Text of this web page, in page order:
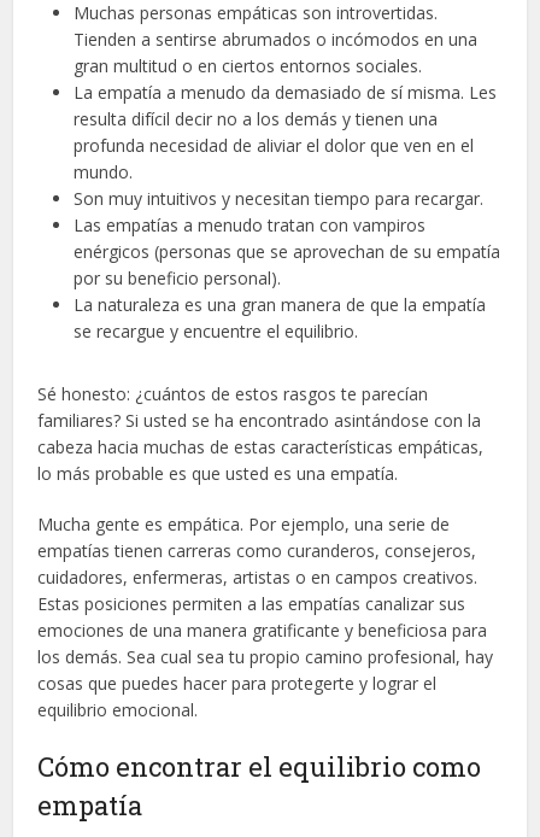
Muchas personas empáticas son introvertidas.
Tienden a sentirse abrumados o incómodos en una
gran multitud o en ciertos entornos sociales.
La empatía a menudo da demasiado de sí misma. Les
resulta difícil decir no a los demás y tienen una
profunda necesidad de aliviar el dolor que ven en el
mundo.
Son muy intuitivos y necesitan tiempo para recargar.
Las empatías a menudo tratan con vampiros
enérgicos (personas que se aprovechan de su empatía
por su beneficio personal).
La naturaleza es una gran manera de que la empatía
se recargue y encuentre el equilibrio.
Sé honesto: ¿cuántos de estos rasgos te parecían
familiares? Si usted se ha encontrado asintándose con la
cabeza hacia muchas de estas características empáticas,
lo más probable es que usted es una empatía.
Mucha gente es empática. Por ejemplo, una serie de
empatías tienen carreras como curanderos, consejeros,
cuidadores, enfermeras, artistas o en campos creativos.
Estas posiciones permiten a las empatías canalizar sus
emociones de una manera gratificante y beneficiosa para
los demás. Sea cual sea tu propio camino profesional, hay
cosas que puedes hacer para protegerte y lograr el
equilibrio emocional.
Cómo encontrar el equilibrio como
empatía